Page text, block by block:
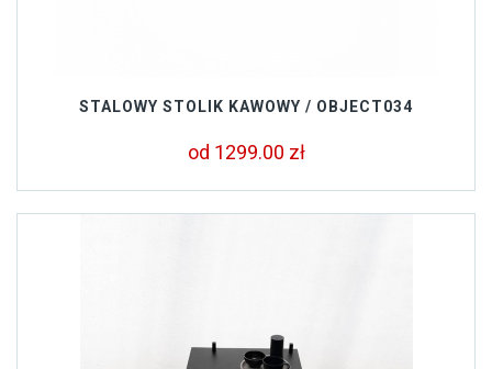
STALOWY STOLIK KAWOWY / OBJECT034
od 1299.00 zł